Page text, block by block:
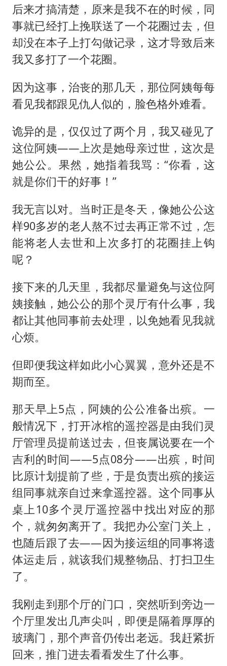
后来才搞清楚，原来是我不在的时候，同
事就已经打上挽联送了一个花圈过去，但
却没在本子上打勾做记录，这才导致后来
我又多打了一个花圈。
因为这事，治丧的那几天，那位阿姨每每
看见我都跟见仇人似的，脸色格外难看。
诡异的是，仅仅过了两个月，我又碰见了
这位阿姨——上次是她母亲过世，这次是
她公公。果然，她指着我骂：“你看，这
就是你们干的好事！”
我无言以对。当时正是冬天，像她公公这
样90多岁的老人熬不过去再正常不过，怎
能将老人去世和上次多打的花圈挂上钩
呢？
接下来的几天里，我都尽量避免与这位阿
姨接触，她公公的那个灵厅有什么事，我
都让其他同事前去处理，以免她看见我就
心烦。
但即便我这样如此小心翼翼，意外还是不
期而至。
那天早上5点，阿姨的公公准备出殡。一
般情况下，打开冰棺的遥控器是由我们灵
厅管理员提前送过去，但丧属说要在一个
吉利的时间——5点08分——出殡，时间
比原计划提前了些，于是负责出殡的接运
组同事就亲自过来拿遥控器。这个同事从
桌上10多个灵厅遥控器中找出对应的那
个，就匆匆离开了。我把办公室门关上，
也随后跟了去——因为接运组的同事将遗
体运走后，就该我们规整物品、打扫卫生
了。
我刚走到那个厅的门口，突然听到旁边一
个厅里发出几声尖叫，即便是隔着厚厚的
玻璃门，那个声音仍传出老远。我赶紧折
回来，推门进去看看发生了什么事。